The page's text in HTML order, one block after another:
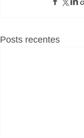
Posts recentes